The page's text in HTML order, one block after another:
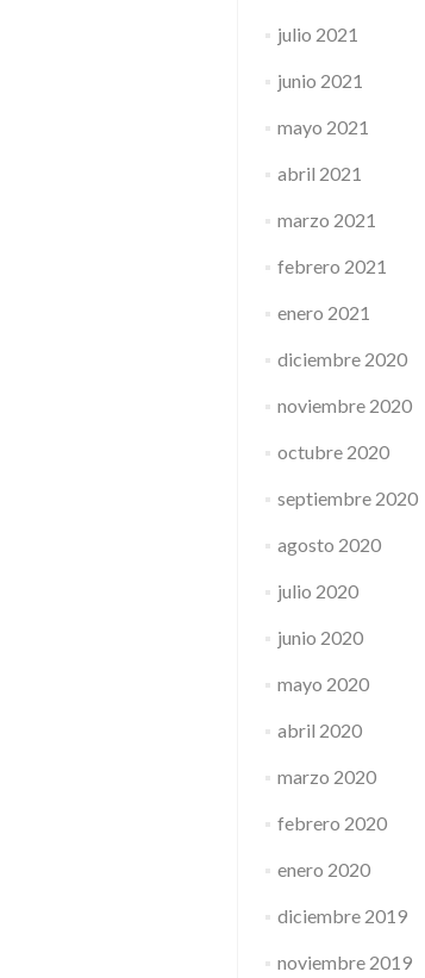
julio 2021
junio 2021
mayo 2021
abril 2021
marzo 2021
febrero 2021
enero 2021
diciembre 2020
noviembre 2020
octubre 2020
septiembre 2020
agosto 2020
julio 2020
junio 2020
mayo 2020
abril 2020
marzo 2020
febrero 2020
enero 2020
diciembre 2019
noviembre 2019